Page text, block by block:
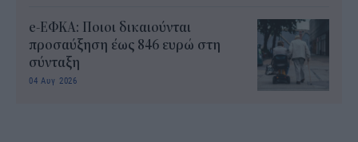
e-ΕΦΚΑ: Ποιοι δικαιούνται
προσαύξηση έως 846 ευρώ στη
σύνταξη
04 Αυγ 2026